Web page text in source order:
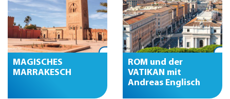
MAGISCHES
MARRAKESCH
ROM und der
VATIKAN mit
Andreas Englisch